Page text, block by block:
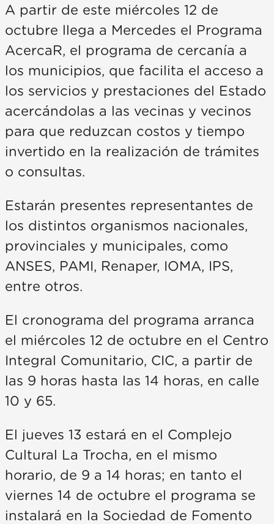
A partir de este miércoles 12 de
octubre llega a Mercedes el Programa
AcercaR, el programa de cercanía a
los municipios, que facilita el acceso a
los servicios y prestaciones del Estado
acercándolas a las vecinas y vecinos
para que reduzcan costos y tiempo
invertido en la realización de trámites
o consultas.
Estarán presentes representantes de
los distintos organismos nacionales,
provinciales y municipales, como
ANSES, PAMI, Renaper, IOMA, IPS,
entre otros.
El cronograma del programa arranca
el miércoles 12 de octubre en el Centro
Integral Comunitario, CIC, a partir de
las 9 horas hasta las 14 horas, en calle
10 y 65.
El jueves 13 estará en el Complejo
Cultural La Trocha, en el mismo
horario, de 9 a 14 horas; en tanto el
viernes 14 de octubre el programa se
instalará en la Sociedad de Fomento